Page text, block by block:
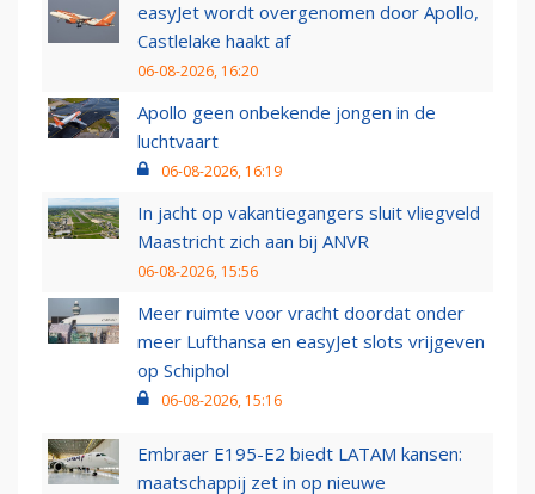
easyJet wordt overgenomen door Apollo,
Castlelake haakt af
06-08-2026, 16:20
Apollo geen onbekende jongen in de
luchtvaart
06-08-2026, 16:19
In jacht op vakantiegangers sluit vliegveld
Maastricht zich aan bij ANVR
06-08-2026, 15:56
Meer ruimte voor vracht doordat onder
meer Lufthansa en easyJet slots vrijgeven
op Schiphol
06-08-2026, 15:16
Embraer E195-E2 biedt LATAM kansen:
maatschappij zet in op nieuwe